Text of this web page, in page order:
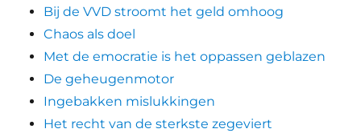
Bij de VVD stroomt het geld omhoog
Chaos als doel
Met de emocratie is het oppassen geblazen
De geheugenmotor
Ingebakken mislukkingen
Het recht van de sterkste zegeviert